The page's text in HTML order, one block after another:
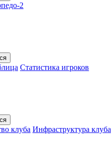
2
Статистика игроков
клуба Инфраструктура клуба